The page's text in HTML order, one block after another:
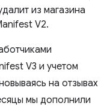
из магазина
V2.
V3 и учетом
на отзывах
мы дополнили